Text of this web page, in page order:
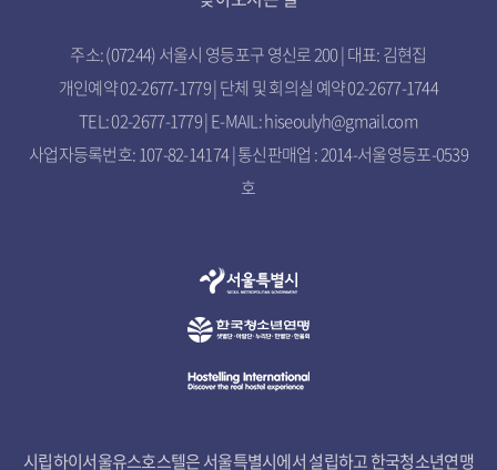
주소: (07244) 서울시 영등포구 영신로 200 | 대표: 김현집
개인예약 02-2677-1779 | 단체 및 회의실 예약 02-2677-1744
TEL: 02-2677-1779 | E-MAIL: hiseoulyh@gmail.com
사업자등록번호: 107-82-14174 | 통신판매업 : 2014-서울영등포-0539
호
시립하이서울유스호스텔은 서울특별시에서 설립하고 한국청소년연맹